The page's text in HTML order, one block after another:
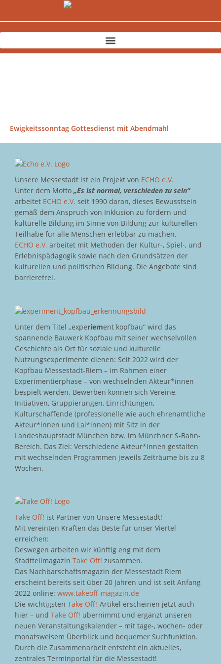
Ewigkeitssonntag Gottesdienst mit Abendmahl
Unsere Messestadt ist ein Projekt von ECHO e.V.
Unter dem Motto „Es ist normal, verschieden zu sein“
arbeitet ECHO e.V. seit 1990 daran, dieses Bewusstsein
gemäß dem Anspruch von Inklusion zu fördern und
kulturelle Bildung im Sinne von Bildung zur kulturellen
Teilhabe für alle Menschen erlebbar zu machen.
ECHO e.V. arbeitet mit Methoden der Kultur-, Spiel-, und
Erlebnispädagogik sowie nach den Grundsätzen der
kulturellen und politischen Bildung. Die Angebote sind
barrierefrei.
Unter dem Titel „experiement kopfbau“ wird das
spannende Bauwerk Kopfbau mit seiner wechselvollen
Geschichte als Ort für soziale und kulturelle
Nutzungsexperimente dienen: Seit 2022 wird der
Kopfbau Messestadt-Riem – im Rahmen einer
Experimentierphase – von wechselnden Akteur*innen
bespielt werden. Bewerben können sich Vereine,
Initiativen, Gruppierungen, Einrichtungen,
Kulturschaffende (professionelle wie auch ehrenamtliche
Akteur*innen und Lai*innen) mit Sitz in der
Landeshauptstadt München bzw. im Münchner S-Bahn-
Bereich. Das Ziel: Verschiedene Akteur*innen gestalten
mit wechselnden Programmen jeweils Zeiträume bis zu 8
Wochen.
Take Off! ist Partner von Unsere Messestadt!
Mit vereinten Kräften das Beste für unser Viertel
erreichen:
Deswegen arbeiten wir künftig eng mit dem
Stadtteilmagazin Take Off! zusammen.
Das Nachbarschaftsmagazin der Messestadt Riem
erscheint bereits seit über 20 Jahren und ist seit Anfang
2022 online: www.takeoff-magazin.de
Die wichtigsten Take Off!-Artikel erscheinen jetzt auch
hier – und Take Off! übernimmt und ergänzt unseren
neuen Veranstaltungskalender – mit tage-, wochen- oder
monatsweisem Überblick und bequemer Suchfunktion.
Durch die Zusammenarbeit entsteht ein aktuelles,
zentrales Terminportal für die Messestadt!